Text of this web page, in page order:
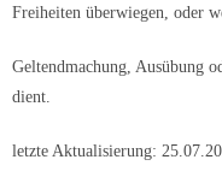
Freiheiten überwiegen, oder
Geltendmachung, Ausübung
dient.
letzte Aktualisierung: